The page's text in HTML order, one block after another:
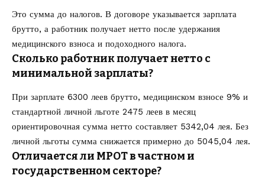
Это сумма до налогов. В договоре указывается зарплата
брутто, а работник получает нетто после удержания
медицинского взноса и подоходного налога.
Сколько работник получает нетто с
минимальной зарплаты?
При зарплате 6300 леев брутто, медицинском взносе 9% и
стандартной личной льготе 2475 леев в месяц
ориентировочная сумма нетто составляет 5342,04 лея. Без
личной льготы сумма снижается примерно до 5045,04 лея.
Отличается ли МРОТ в частном и
государственном секторе?